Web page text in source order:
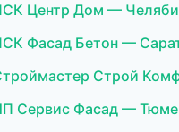
Центр Дом —
Фасад Бетон —
Строй
Сервис Фасад —